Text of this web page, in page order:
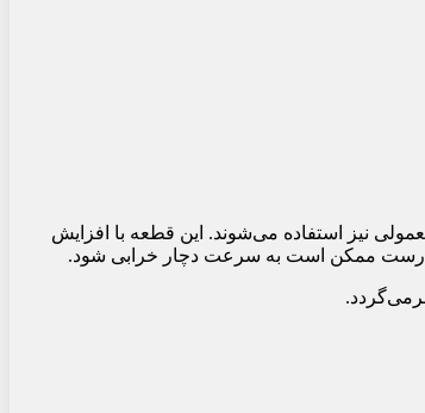
نیز استفاده می‌شوند. این قطعه با افزایش
نادرست ممکن است به سرعت دچار خرابی شود.